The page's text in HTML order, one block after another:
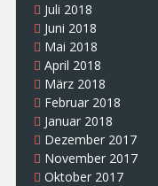
Juli 2018
Juni 2018
Mai 2018
April 2018
März 2018
Februar 2018
Januar 2018
Dezember 2017
November 2017
Oktober 2017